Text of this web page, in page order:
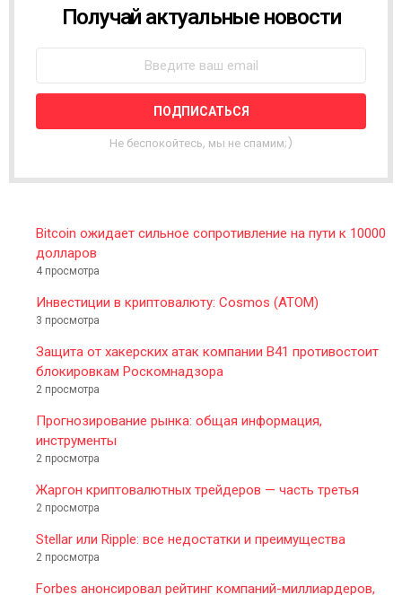
W
L
T
R
Получай актуальные новости
Не беспокойтесь, мы не спамим;)
Bitcoin ожидает сильное сопротивление на пути к 10000
долларов
4 просмотра
Инвестиции в криптовалюту: Cosmos (ATOM)
3 просмотра
Защита от хакерских атак компании B41 противостоит
блокировкам Роскомнадзора
2 просмотра
Прогнозирование рынка: общая информация,
инструменты
2 просмотра
Жаргон криптовалютных трейдеров — часть третья
2 просмотра
Stellar или Ripple: все недостатки и преимущества
2 просмотра
Forbes анонсировал рейтинг компаний-миллиардеров,